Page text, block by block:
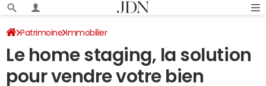
Patrimoine Immobilier
Le home staging, la solution
pour vendre votre bien